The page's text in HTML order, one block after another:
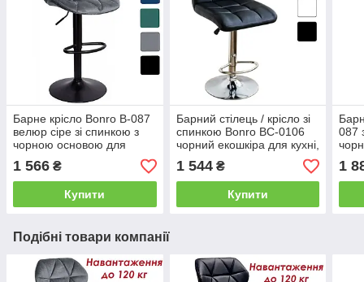
Барне крісло Bonro B-087
велюр сіре зі спинкою з
чорною основою для
кухні, бару, салону,
ресторану
1 566 ₴
Купити
Барний стілець / крісло зі
спинкою Bonro BC-0106
чорний екошкіра для кухні,
бару, салону, ресторану
1 544₴
Купити
087
для
1
Подібні товари компанії